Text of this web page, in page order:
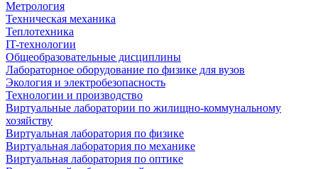
Метрология
Техническая механика
Теплотехника
IT-технологии
Общеобразовательные дисциплины
Лабораторное оборудование по физике для вузов
Экология и электробезопасность
Технологии и производство
Виртуальные лаборатории по жилищно-коммунальному
хозяйству
Виртуальная лаборатория по физике
Виртуальная лаборатория по механике
Виртуальная лаборатория по оптике